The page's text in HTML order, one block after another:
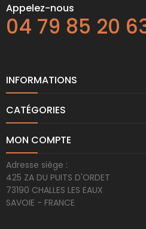
Appelez-nous
04 79 85 20
INFORMATIONS
CATÉGORIES
MON COMPTE
Adresse siège :
425 ZA DU PUITS D'ORDET
73190 CHALLES LES EAUX
SAVOIE - FRANCE